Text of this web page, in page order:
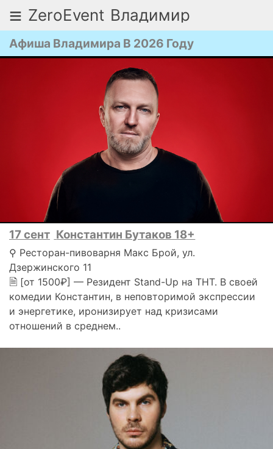
≡ ZeroEvent Владимир
Афиша Владимира В 2026 Году
17 сент Константин Бутаков 18+
⚲ Ресторан-пивоварня Макс Брой, ул.
Дзержинского 11
🗎 [от 1500₽] — Резидент Stand-Up на ТНТ. В своей
комедии Константин, в неповторимой экспрессии
и энергетике, иронизирует над кризисами
отношений в среднем..